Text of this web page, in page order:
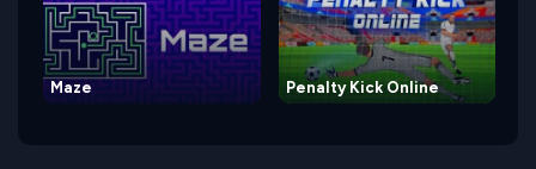
Maze Penalty Kick Online